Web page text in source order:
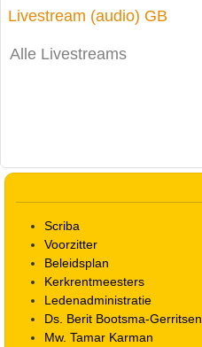
Livestream (audio) GB
Alle Livestreams
Scriba
Voorzitter
Beleidsplan
Kerkrentmeesters
Ledenadministratie
Ds. Berit Bootsma-Gerritsen
Mw. Tamar Karman